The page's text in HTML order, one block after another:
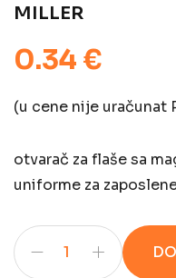
MILLER
0.34 €
(u cene nije uračunat
otvarač za flaše sa
uniforme za